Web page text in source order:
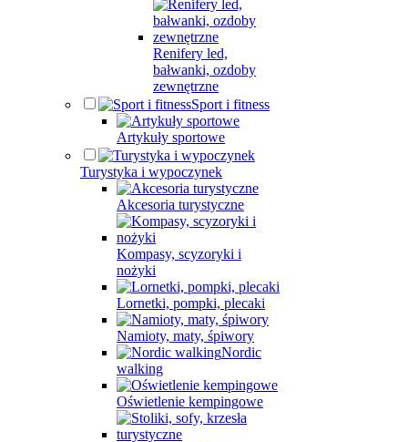
Renifery led,
bałwanki, ozdoby
zewnętrzne
Sport i fitness
Artykuły sportowe
Turystyka i wypoczynek
Akcesoria turystyczne
Kompasy, scyzoryki i
nożyki
Lornetki, pompki, plecaki
Namioty, maty, śpiwory
Nordic
walking
Oświetlenie kempingowe